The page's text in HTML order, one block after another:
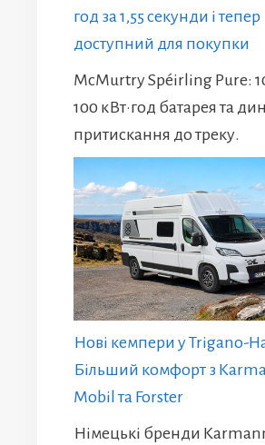
год за 1,55 секунди і тепер
доступний для покупки
McMurtry Spéirling Pure:
100 кВт·год батарея та
притискання до треку.
Нові кемпери у Trigano-
Більший комфорт з
Mobil та Forster
Німецькі бренди